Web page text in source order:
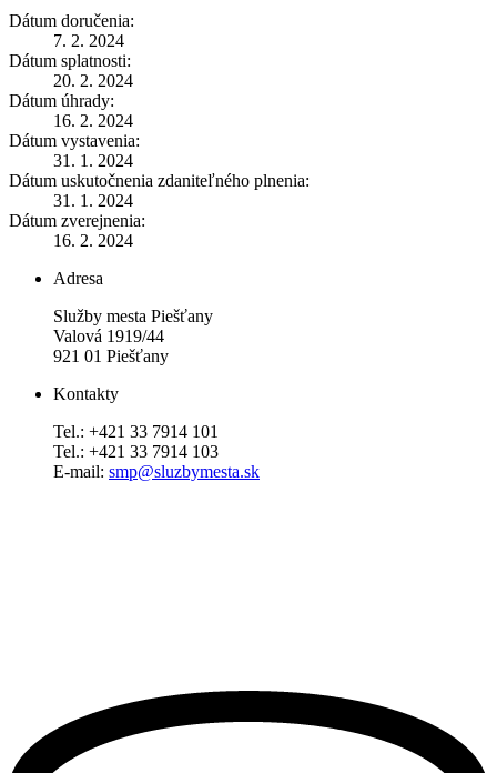
Dátum doručenia:
7. 2. 2024
Dátum splatnosti:
20. 2. 2024
Dátum úhrady:
16. 2. 2024
Dátum vystavenia:
31. 1. 2024
Dátum uskutočnenia zdaniteľného plnenia:
31. 1. 2024
Dátum zverejnenia:
16. 2. 2024
Adresa
Služby mesta Piešťany
Valová 1919/44
921 01 Piešťany
Kontakty
Tel.: +421 33 7914 101
Tel.: +421 33 7914 103
E-mail: smp@sluzbymesta.sk